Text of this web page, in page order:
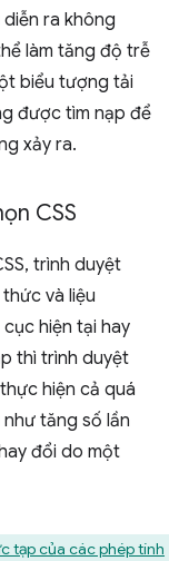
ra không
làm tăng độ trễ
biểu tượng tải
được tìm nạp để
xảy ra.
CSS
trình duyệt
và liệu
hiện tại hay
thì trình duyệt
hiện cả quá
tăng số lần
đổi do một
tạp của các phép tính